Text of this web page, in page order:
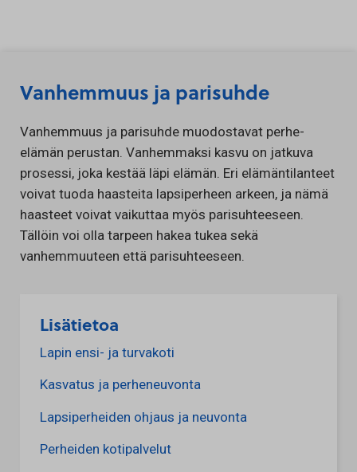
Vanhemmuus ja parisuhde
Vanhemmuus ja parisuhde muodostavat perhe-
elämän perustan. Vanhemmaksi kasvu on jatkuva
prosessi, joka kestää läpi elämän. Eri elämäntilanteet
voivat tuoda haasteita lapsiperheen arkeen, ja nämä
haasteet voivat vaikuttaa myös parisuhteeseen.
Tällöin voi olla tarpeen hakea tukea sekä
vanhemmuuteen että parisuhteeseen.
Lisätietoa
Lapin ensi- ja turvakoti
Kasvatus ja perheneuvonta
Lapsiperheiden ohjaus ja neuvonta
Perheiden kotipalvelut